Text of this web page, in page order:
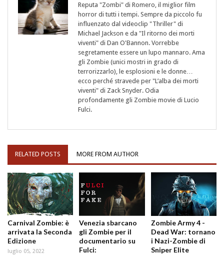
Reputa "Zombi" di Romero, il miglior film
horror di tutti i tempi. Sempre da piccolo fu
influenzato dal videoclip "Thriller" di
Michael Jackson e da "Il ritorno dei morti
viventi" di Dan O'Bannon. Vorrebbe
segretamente essere un lupo mannaro. Ama
gli Zombie (unici mostri in grado di
terrorizzarlo), le esplosioni e le donne…
ecco perché stravede per "L’alba dei morti
viventi" di Zack Snyder. Odia
profondamente gli Zombie movie di Lucio
Fulci.
RELATED POSTS MORE FROM AUTHOR
Carnival Zombie: è
arrivata la Seconda
Edizione
luglio 05, 2022
Venezia sbarcano
gli Zombie per il
documentario su
Fulci:
Zombie Army 4 -
Dead War: tornano
i Nazi-Zombie di
Sniper Elite